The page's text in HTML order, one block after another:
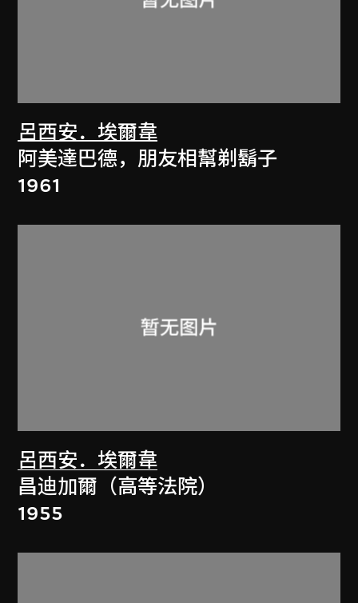
呂西安．埃爾韋
阿美達巴德，朋友相幫剃鬍子
1961
呂西安．埃爾韋
昌迪加爾（高等法院）
1955